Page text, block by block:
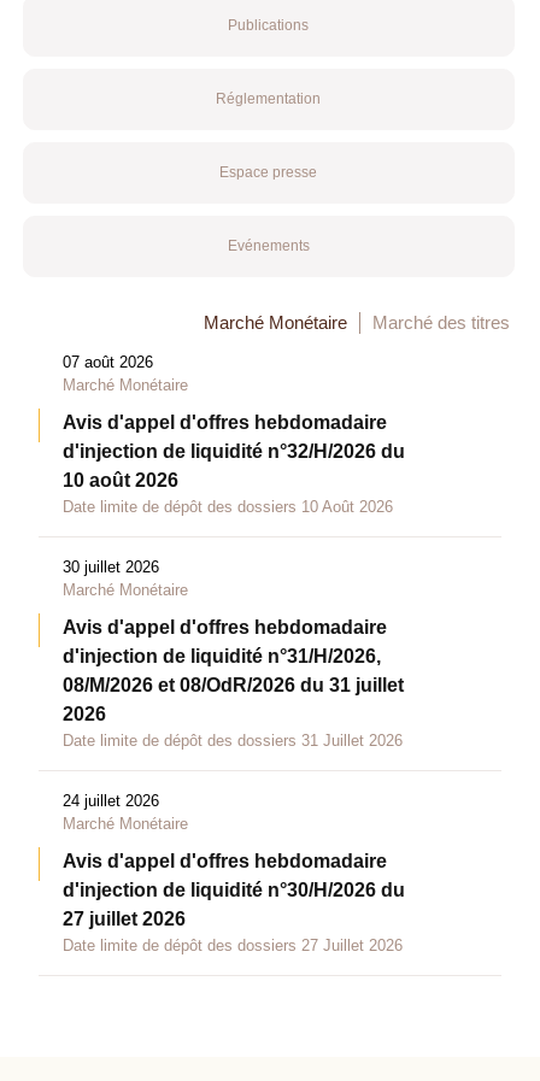
Publications
Réglementation
Espace presse
Evénements
Marché Monétaire Marché des titres
07 août 2026
Marché Monétaire
Avis d'appel d'offres hebdomadaire
d'injection de liquidité n°32/H/2026 du
10 août 2026
Date limite de dépôt des dossiers 10 Août 2026
30 juillet 2026
Marché Monétaire
Avis d'appel d'offres hebdomadaire
d'injection de liquidité n°31/H/2026,
08/M/2026 et 08/OdR/2026 du 31 juillet
2026
Date limite de dépôt des dossiers 31 Juillet 2026
24 juillet 2026
Marché Monétaire
Avis d'appel d'offres hebdomadaire
d'injection de liquidité n°30/H/2026 du
27 juillet 2026
Date limite de dépôt des dossiers 27 Juillet 2026